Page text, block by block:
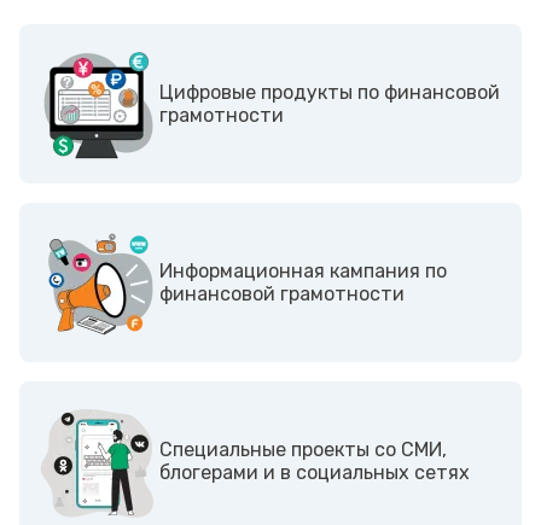
Цифровые продукты по финансовой
грамотности
Информационная кампания по
финансовой грамотности
Cпециальные проекты со СМИ,
блогерами и в социальных сетях